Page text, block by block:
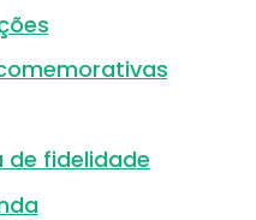
de fidelidade